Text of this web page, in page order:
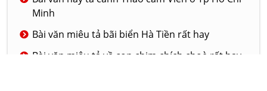
Minh
Bài văn miêu tả bãi biển Hà Tiền rất hay
Bài văn miêu tả về con chim chích choè rất hay